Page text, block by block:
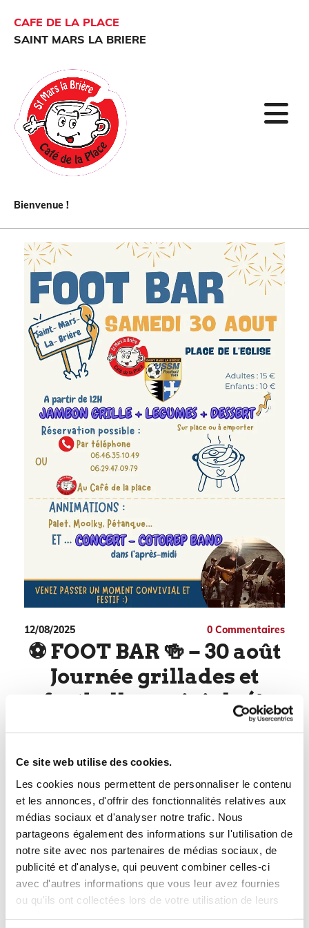
Ce site web utilise des cookies.
Les cookies nous permettent de personnaliser le contenu
et les annonces, d'offrir des fonctionnalités relatives aux
médias sociaux et d'analyser notre trafic. Nous
partageons également des informations sur l'utilisation de
notre site avec nos partenaires de médias sociaux, de
publicité et d'analyse, qui peuvent combiner celles-ci
avec d'autres informations que vous leur avez fournies
ou qu'ils ont collectées lors de votre utilisation de leurs
CAFE DE LA PLACE
SAINT MARS LA BRIERE
Bienvenue !
12/08/2025 0 Commentaires
⚽ FOOT BAR 🍻 – 30 août
Journée grillades et
football conviviale (à
partir de 12h)
grillé + légumes + dessert inclus
Animations : Palet, Moolky, Pétanque...
Concert Cotorep Band dans l'après-midi
Place de l'Église, St Mars la Brière
Le principe : repas complet sur place ou à
emporter, ambiance foot et musique !
Réservation conseillée par téléphone ou au Café
de la place.*